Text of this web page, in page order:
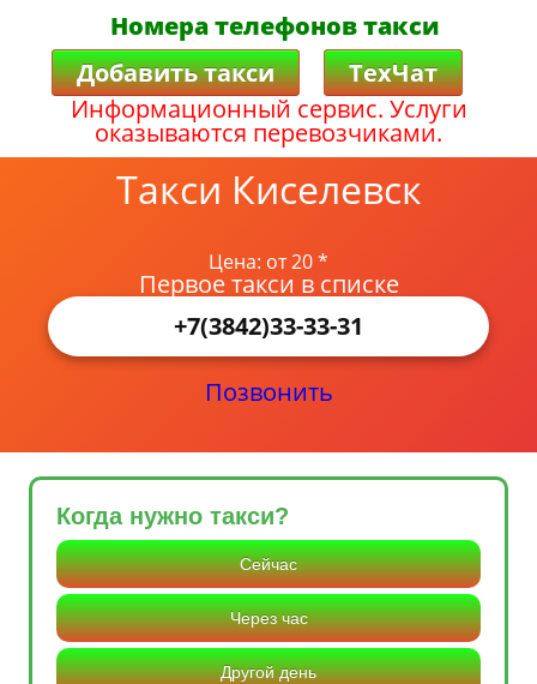
Номера телефонов такси
Добавить такси
ТехЧат
Информационный сервис. Услуги
оказываются перевозчиками.
Такси Киселевск
Цена: от 20 *
Первое такси в списке
+7(3842)33-33-31
Позвонить
Когда нужно такси?
Сейчас
Через час
Другой день